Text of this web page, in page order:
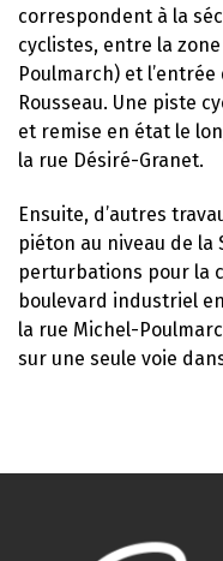
correspondent à la
cyclistes, entre la
Poulmarch) et
Rousseau. Une piste
et remise en état le
la rue Désiré-Granet.
Ensuite, d’autres
piéton au niveau de
perturbations pour la
boulevard industriel
la rue Michel-
sur une seule voie